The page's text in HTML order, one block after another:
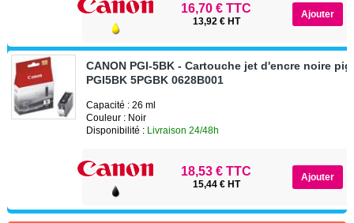
16,70 € TTC
13,92 € HT
CANON PGI-5BK - Cartouche jet d'encre noire
PGI5BK 5PGBK 0628B001
Capacité : 26 ml
Couleur : Noir
Disponibilité : Livraison 24/48h
18,53 € TTC
15,44 € HT